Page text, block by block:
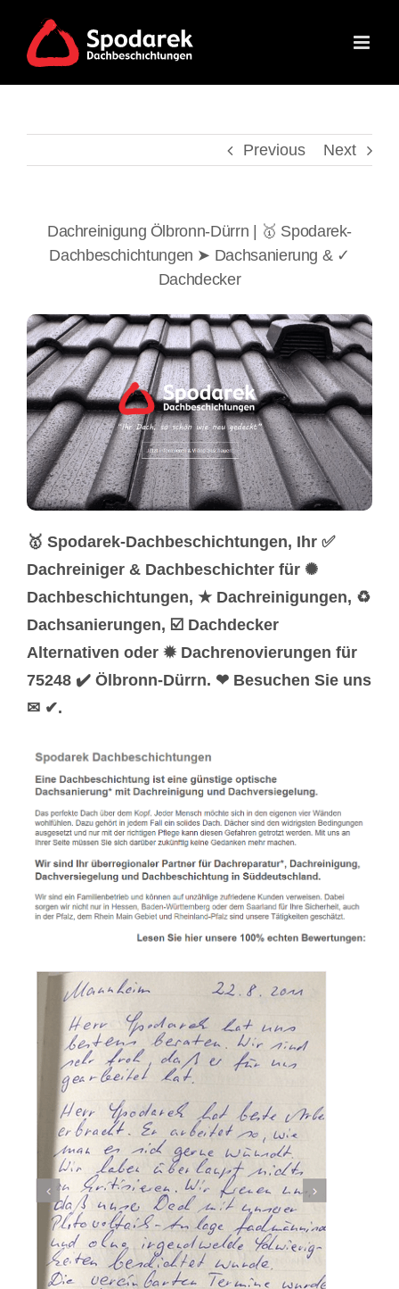
content
Previous Next
Dachreinigung Ölbronn-Dürrn | 🥇 Spodarek-
Dachbeschichtungen ➤ Dachsanierung & ✓
Dachdecker
🥇 Spodarek-Dachbeschichtungen, Ihr ✅
Dachreiniger & Dachbeschichter für ✺
Dachbeschichtungen, ★ Dachreinigungen, ♻
Dachsanierungen, ☑️ Dachdecker
Alternativen oder ✹ Dachrenovierungen für
75248 ✔️ Ölbronn-Dürrn. ❤ Besuchen Sie uns
✉ ✔.